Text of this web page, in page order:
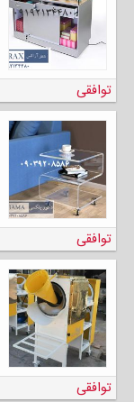
توافقی
توافقی
توافقی